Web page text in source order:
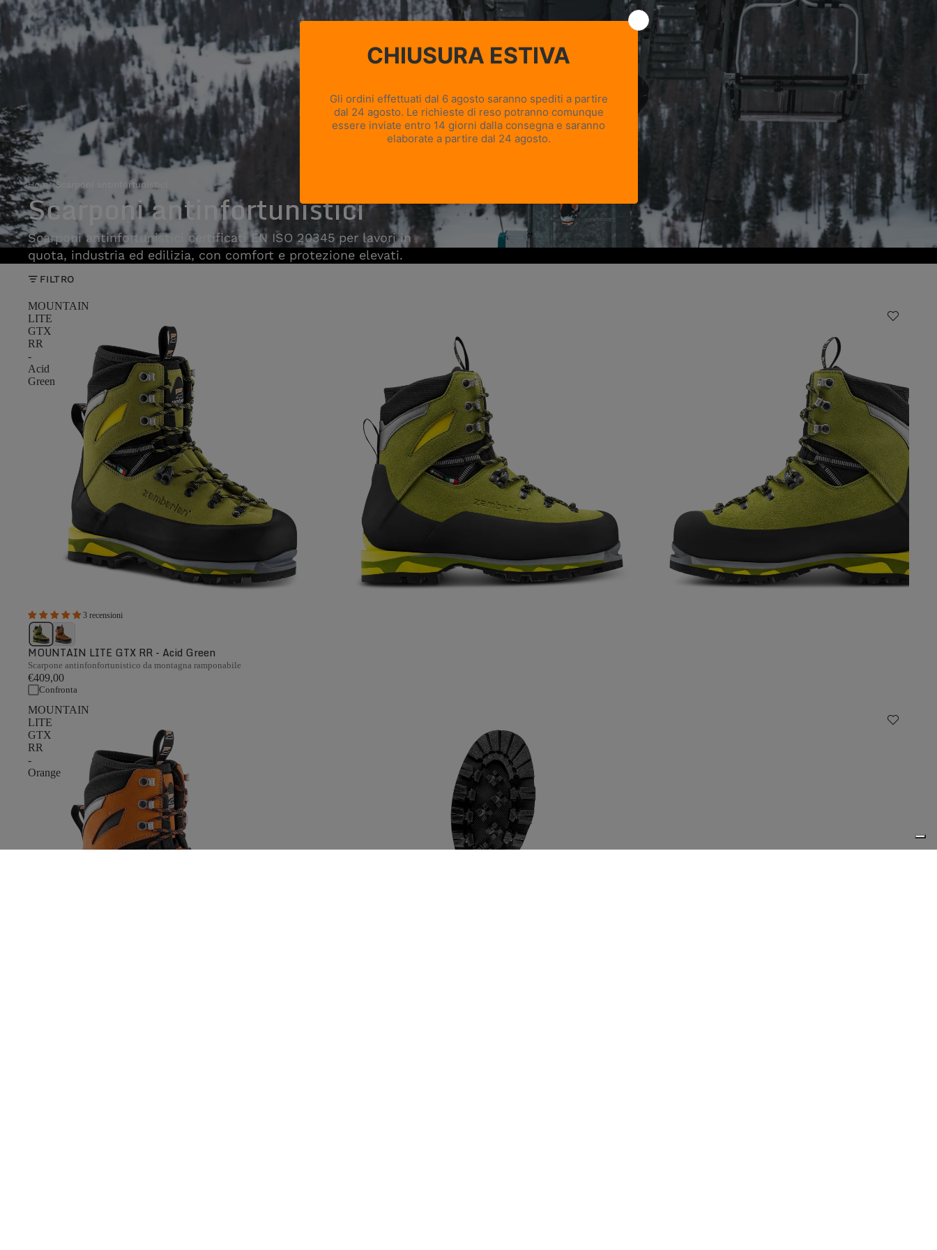
Home›Scarponi antinfortunistici
Scarponi antinfortunistici
Scarponi antinfortunistici certificati EN ISO 20345 per lavori in
quota, industria ed edilizia, con comfort e protezione elevati.
FILTRO
MOUNTAIN
LITE
GTX
RR
-
Acid
Green
3 recensioni
MOUNTAIN LITE GTX RR - Acid Green
Scarpone antinfonfortunistico da montagna ramponabile
€409,00
Confronta
MOUNTAIN
LITE
GTX
RR
-
Orange